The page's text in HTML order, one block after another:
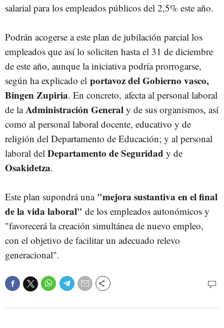
salarial para los empleados públicos del 2,5% este año.
Podrán acogerse a este plan de jubilación parcial los
empleados que así lo soliciten hasta el 31 de diciembre
de este año, aunque la iniciativa podría prorrogarse,
según ha explicado el portavoz del Gobierno vasco,
Bingen Zupiria. En concreto, afecta al personal laboral
de laAdministración General y de sus organismos, así
como al personal laboral docente, educativo y de
religión del Departamento de Educación; y al personal
laboral del Departamento de Seguridad y de
Osakidetza.
Este plan supondrá una "mejora sustantiva en el final
de la vida laboral" de los empleados autonómicos y
"favorecerá la creación simultánea de nuevo empleo,
con el objetivo de facilitar un adecuado relevo
generacional".